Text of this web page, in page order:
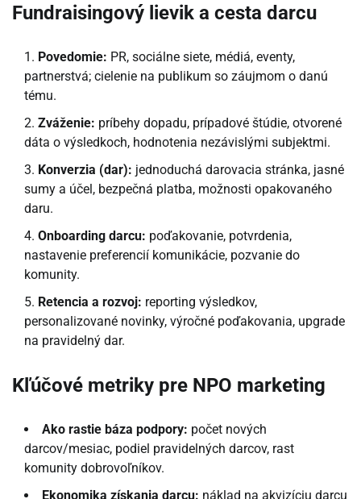
Fundraisingový lievik a cesta darcu
Povedomie: PR, sociálne siete, médiá, eventy,
partnerstvá; cielenie na publikum so záujmom o danú
tému.
Zváženie: príbehy dopadu, prípadové štúdie, otvorené
dáta o výsledkoch, hodnotenia nezávislými subjektmi.
Konverzia (dar): jednoduchá darovacia stránka, jasné
sumy a účel, bezpečná platba, možnosti opakovaného
daru.
Onboarding darcu: poďakovanie, potvrdenia,
nastavenie preferencií komunikácie, pozvanie do
komunity.
Retencia a rozvoj: reporting výsledkov,
personalizované novinky, výročné poďakovania, upgrade
na pravidelný dar.
Kľúčové metriky pre NPO marketing
Ako rastie báza podpory: počet nových
darcov/mesiac, podiel pravidelných darcov, rast
komunity dobrovoľníkov.
Ekonomika získania darcu: náklad na akvizíciu darcu